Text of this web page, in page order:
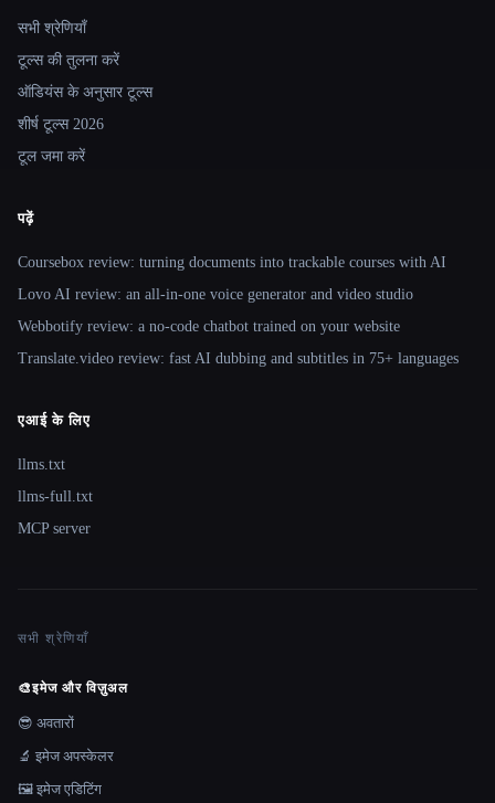
सभी श्रेणियाँ
टूल्स की तुलना करें
ऑडियंस के अनुसार टूल्स
शीर्ष टूल्स 2026
टूल जमा करें
पढ़ें
Coursebox review: turning documents into trackable courses with AI
Lovo AI review: an all-in-one voice generator and video studio
Webbotify review: a no-code chatbot trained on your website
Translate.video review: fast AI dubbing and subtitles in 75+ languages
एआई के लिए
llms.txt
llms-full.txt
MCP server
सभी श्रेणियाँ
🎨इमेज और विज़ुअल
😎 अवतारों
🔬 इमेज अपस्केलर
🖼️ इमेज एडिटिंग